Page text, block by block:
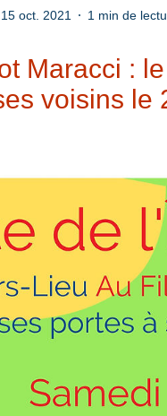
15 oct. 2021 1 min de
Maracci :
voisins le